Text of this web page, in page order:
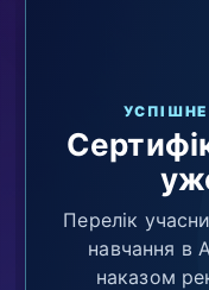
Перелік
навчання в
наказом